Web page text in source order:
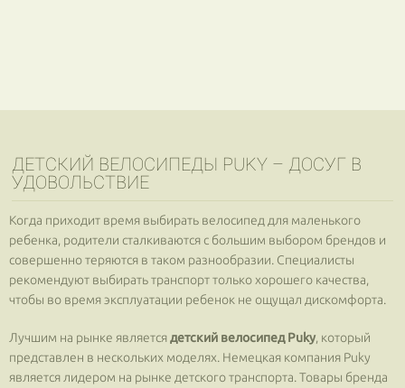
ДЕТСКИЙ ВЕЛОСИПЕДЫ PUKY – ДОСУГ В
УДОВОЛЬСТВИЕ
Когда приходит время выбирать велосипед для маленького
ребенка, родители сталкиваются с большим выбором брендов и
совершенно теряются в таком разнообразии. Специалисты
рекомендуют выбирать транспорт только хорошего качества,
чтобы во время эксплуатации ребенок не ощущал дискомфорта.
Лучшим на рынке являетсядетский велосипед Puky, который
представлен в нескольких моделях. Немецкая компания Puky
является лидером на рынке детского транспорта. Товары бренда